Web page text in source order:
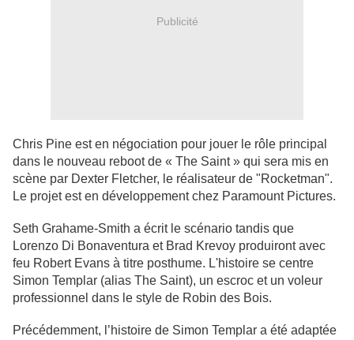
Publicité
Chris Pine est en négociation pour jouer le rôle principal
dans le nouveau reboot de « The Saint » qui sera mis en
scène par Dexter Fletcher, le réalisateur de "Rocketman".
Le projet est en développement chez Paramount Pictures.
Seth Grahame-Smith a écrit le scénario tandis que
Lorenzo Di Bonaventura et Brad Krevoy produiront avec
feu Robert Evans à titre posthume. L'histoire se centre
Simon Templar (alias The Saint), un escroc et un voleur
professionnel dans le style de Robin des Bois.
Précédemment, l’histoire de Simon Templar a été adaptée